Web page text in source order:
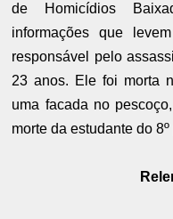
de Homicídios
informações que
responsável pelo
23 anos. Ele foi morta
uma facada no
morte da estudante do